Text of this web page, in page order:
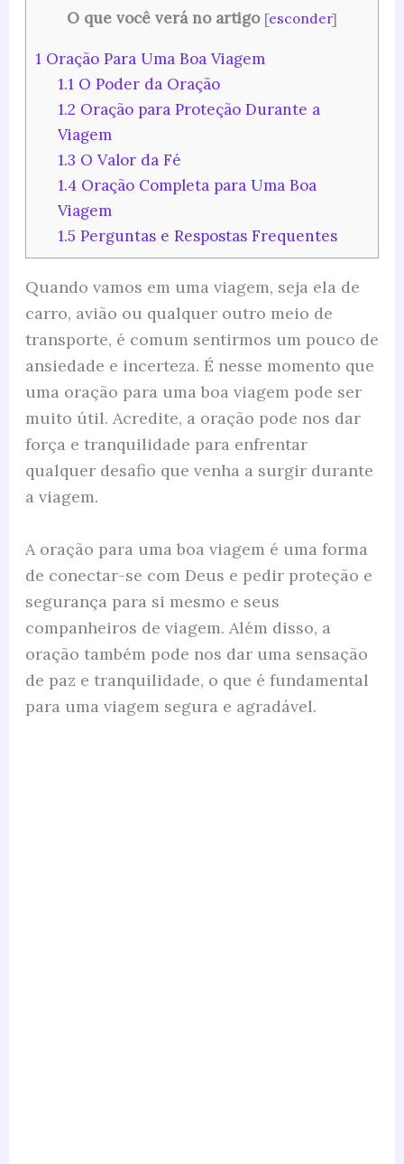
O que você verá no artigo [esconder]
1Oração Para Uma Boa Viagem
1.1 O Poder da Oração
1.2 Oração para Proteção Durante a
Viagem
1.3 O Valor da Fé
1.4 Oração Completa para Uma Boa
Viagem
1.5 Perguntas e Respostas Frequentes
Quando vamos em uma viagem, seja ela de
carro, avião ou qualquer outro meio de
transporte, é comum sentirmos um pouco de
ansiedade e incerteza. É nesse momento que
uma oração para uma boa viagem pode ser
muito útil. Acredite, a oração pode nos dar
força e tranquilidade para enfrentar
qualquer desafio que venha a surgir durante
a viagem.
A oração para uma boa viagem é uma forma
de conectar-se com Deus e pedir proteção e
segurança para si mesmo e seus
companheiros de viagem. Além disso, a
oração também pode nos dar uma sensação
de paz e tranquilidade, o que é fundamental
para uma viagem segura e agradável.